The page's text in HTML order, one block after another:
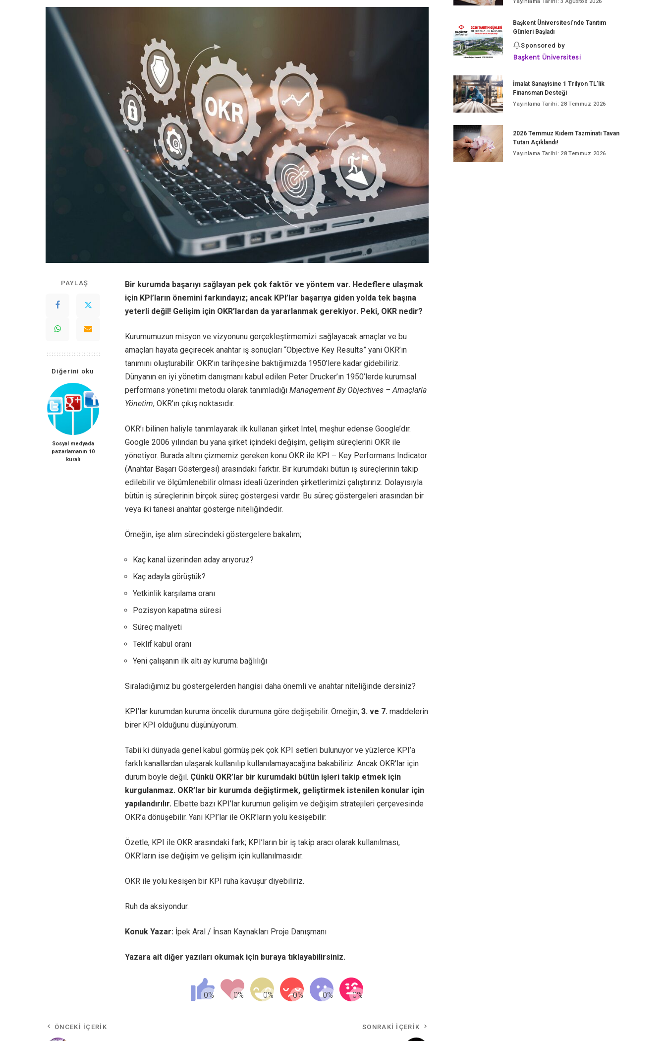
PAYLAŞ
Diğerini oku
Sosyal medyada
pazarlamanın 10
kuralı
Bir kurumda başarıyı sağlayan pek çok faktör ve yöntem var. Hedeflere ulaşmak
için KPI’ların önemini farkındayız; ancak KPI’lar başarıya giden yolda tek başına
yeterli değil! Gelişim için OKR’lardan da yararlanmak gerekiyor. Peki, OKR nedir?
Kurumumuzun misyon ve vizyonunu gerçekleştirmemizi sağlayacak amaçlar ve bu
amaçları hayata geçirecek anahtar iş sonuçları “Objective Key Results” yani OKR’ın
tanımını oluşturabilir. OKR’ın tarihçesine baktığımızda 1950’lere kadar gidebiliriz.
Dünyanın en iyi yönetim danışmanı kabul edilen Peter Drucker’ın 1950’lerde kurumsal
performans yönetimi metodu olarak tanımladığı Management By Objectives – Amaçlarla
Yönetim, OKR’ın çıkış noktasıdır.
OKR’ı bilinen haliyle tanımlayarak ilk kullanan şirket Intel, meşhur edense Google’dır.
Google 2006 yılından bu yana şirket içindeki değişim, gelişim süreçlerini OKR ile
yönetiyor. Burada altını çizmemiz gereken konu OKR ile KPI – Key Performans Indicator
(Anahtar Başarı Göstergesi) arasındaki farktır. Bir kurumdaki bütün iş süreçlerinin takip
edilebilir ve ölçümlenebilir olması ideali üzerinden şirketlerimizi çalıştırırız. Dolayısıyla
bütün iş süreçlerinin birçok süreç göstergesi vardır. Bu süreç göstergeleri arasından bir
veya iki tanesi anahtar gösterge niteliğindedir.
Örneğin, işe alım sürecindeki göstergelere bakalım;
Kaç kanal üzerinden aday arıyoruz?
Kaç adayla görüştük?
Yetkinlik karşılama oranı
Pozisyon kapatma süresi
Süreç maliyeti
Teklif kabul oranı
Yeni çalışanın ilk altı ay kuruma bağlılığı
Sıraladığımız bu göstergelerden hangisi daha önemli ve anahtar niteliğinde dersiniz?
KPI’lar kurumdan kuruma öncelik durumuna göre değişebilir. Örneğin; 3. ve 7. maddelerin
birer KPI olduğunu düşünüyorum.
Tabii ki dünyada genel kabul görmüş pek çok KPI setleri bulunuyor ve yüzlerce KPI’a
farklı kanallardan ulaşarak kullanılıp kullanılamayacağına bakabiliriz. Ancak OKR’lar için
durum böyle değil. Çünkü OKR’lar bir kurumdaki bütün işleri takip etmek için
kurgulanmaz. OKR’lar bir kurumda değiştirmek, geliştirmek istenilen konular için
yapılandırılır. Elbette bazı KPI’lar kurumun gelişim ve değişim stratejileri çerçevesinde
OKR’a dönüşebilir. Yani KPI’lar ile OKR’ların yolu kesişebilir.
Özetle, KPI ile OKR arasındaki fark; KPI’ların bir iş takip aracı olarak kullanılması,
OKR’ların ise değişim ve gelişim için kullanılmasıdır.
OKR ile yolu kesişen bir KPI ruha kavuşur diyebiliriz.
Ruh da aksiyondur.
Konuk Yazar: İpek Aral / İnsan Kaynakları Proje Danışmanı
Yazara ait diğer yazıları okumak için buraya tıklayabilirsiniz.
ÖNCEKI İÇERIK SONRAKI İÇERIK
Başkent Üniversitesi’nde Tanıtım
Günleri Başladı
Sponsored by
Başkent Üniversitesi
İmalat Sanayisine 1 Trilyon TL’lik
Finansman Desteği
Yayınlama Tarihi: 28 Temmuz 2026
2026 Temmuz Kıdem Tazminatı Tavan
Tutarı Açıklandı!
Yayınlama Tarihi: 28 Temmuz 2026